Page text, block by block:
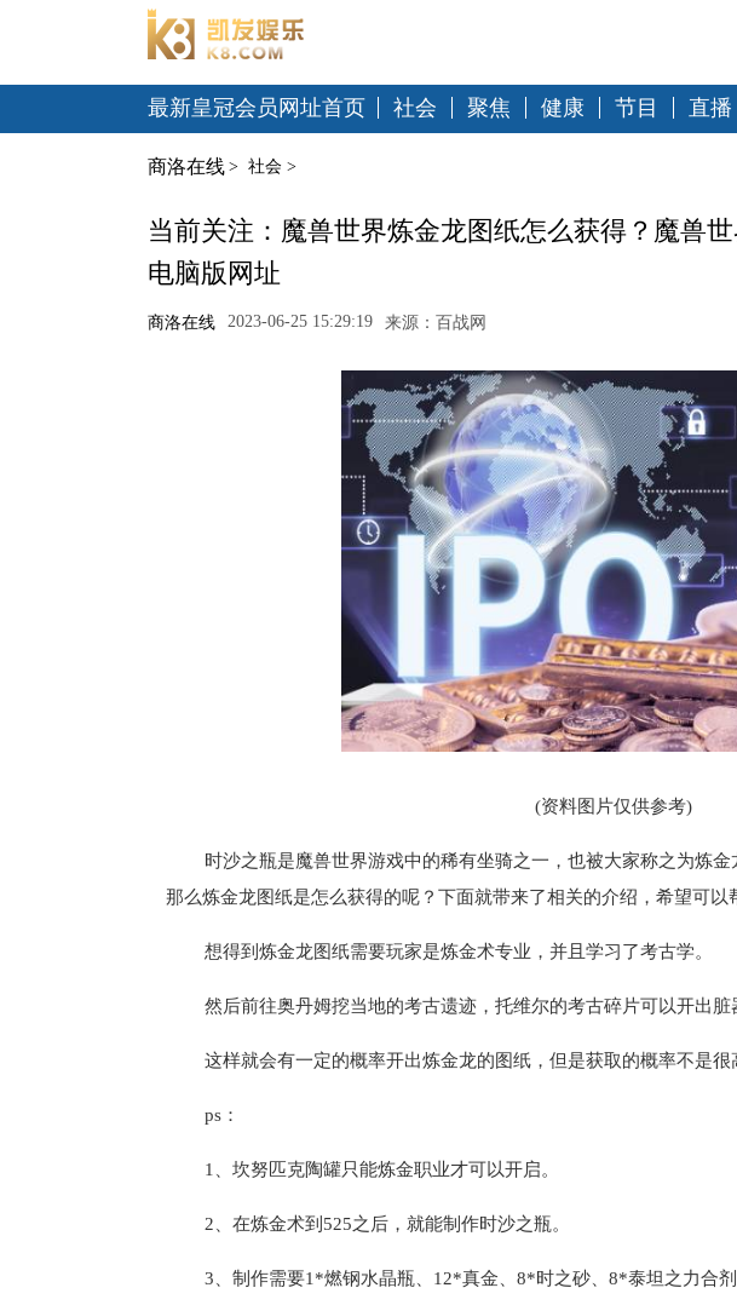
最新皇冠会员网址首页 社会 聚焦 健康 节目 直播
商洛在线 > 社会 >
当前关注：魔兽世界炼金龙图纸怎么获得？魔兽
电脑版网址
商洛在线 2023-06-25 15:29:19 来源：百战网
(资料图片仅供参考)
时沙之瓶是魔兽世界游戏中的稀有坐骑之一，也被大家称之为炼金
那么炼金龙图纸是怎么获得的呢？下面就带来了相关的介绍，希望可以
想得到炼金龙图纸需要玩家是炼金术专业，并且学习了考古学。
然后前往奥丹姆挖当地的考古遗迹，托维尔的考古碎片可以开出脏
这样就会有一定的概率开出炼金龙的图纸，但是获取的概率不是很
ps：
1、坎努匹克陶罐只能炼金职业才可以开启。
2、在炼金术到525之后，就能制作时沙之瓶。
3、制作需要1*燃钢水晶瓶、12*真金、8*时之砂、8*泰坦之力合